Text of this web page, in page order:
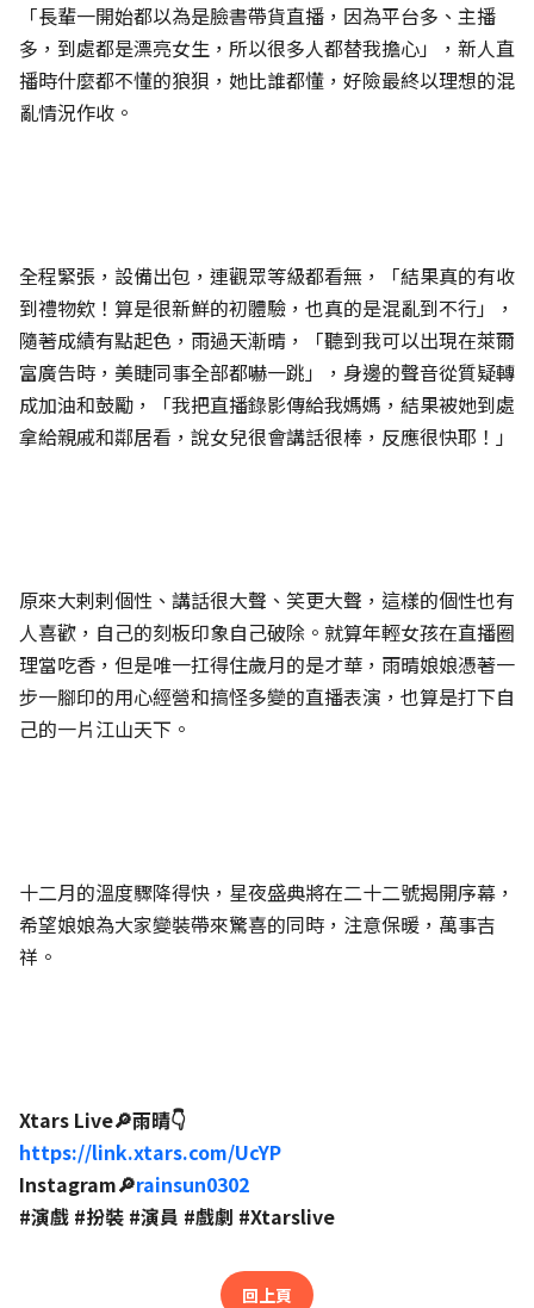
「長輩一開始都以為是臉書帶貨直播，因為平台多、主播
多，到處都是漂亮女生，所以很多人都替我擔心」，新人直
播時什麼都不懂的狼狽，她比誰都懂，好險最終以理想的混
亂情況作收。
全程緊張，設備出包，連觀眾等級都看無，「結果真的有收
到禮物欸！算是很新鮮的初體驗，也真的是混亂到不行」，
隨著成績有點起色，雨過天漸晴，「聽到我可以出現在萊爾
富廣告時，美睫同事全部都嚇一跳」，身邊的聲音從質疑轉
成加油和鼓勵，「我把直播錄影傳給我媽媽，結果被她到處
拿給親戚和鄰居看，說女兒很會講話很棒，反應很快耶！」
原來大剌剌個性、講話很大聲、笑更大聲，這樣的個性也有
人喜歡，自己的刻板印象自己破除。就算年輕女孩在直播圈
理當吃香，但是唯一扛得住歲月的是才華，雨晴娘娘憑著一
步一腳印的用心經營和搞怪多變的直播表演，也算是打下自
己的一片江山天下。
十二月的溫度驟降得快，星夜盛典將在二十二號揭開序幕，
希望娘娘為大家變裝帶來驚喜的同時，注意保暖，萬事吉
祥。
Xtars Live🔎雨晴👇
https://link.xtars.com/UcYP
Instagram🔎rainsun0302
#演戲 #扮裝 #演員 #戲劇 #Xtarslive
回上頁